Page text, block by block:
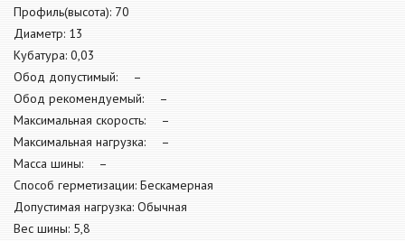
Профиль(высота): 70
Диаметр: 13
Кубатура: 0,03
Обод допустимый: –
Обод рекомендуемый: –
Максимальная скорость: –
Максимальная нагрузка: –
Масса шины: –
Способ герметизации: Бескамерная
Допустимая нагрузка: Обычная
Вес шины: 5,8